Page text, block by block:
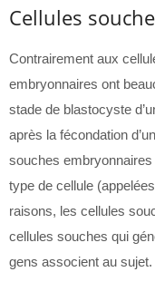
Cellules
Contrairement aux
embryonnaires ont
stade de blastocyste
après la fécondation
souches embryonnaires
type de cellule
raisons, les cellules
cellules souches qui
gens associent au sujet.